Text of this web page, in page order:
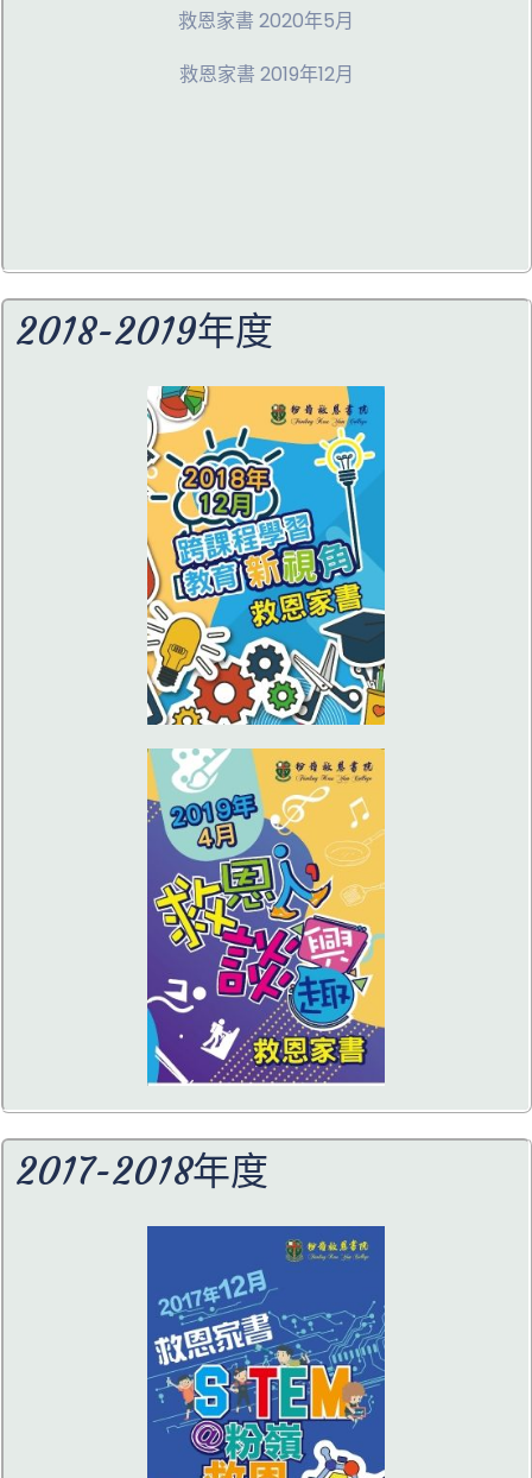
救恩家書 2020年5月
救恩家書 2019年12月
2018-2019年度
2017-2018年度